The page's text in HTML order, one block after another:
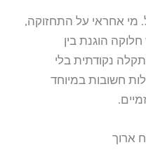
מי אחראי על התחזוקה,
הוגנת בין
נקודתית בלי
חשובות במיוחד
ארוך